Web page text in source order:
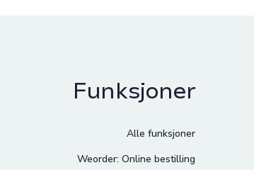
Funksjoner
Alle funksjoner
Weorder: Online bestilling